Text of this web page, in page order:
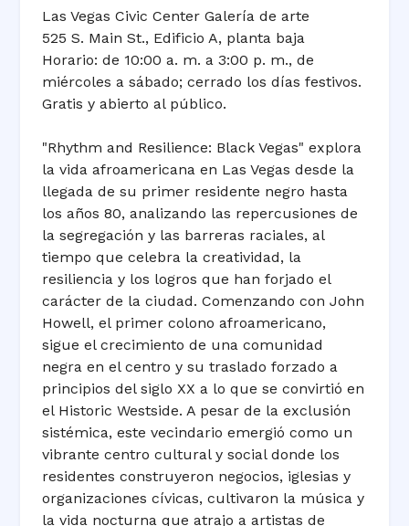
Las Vegas Civic Center Galería de arte
525 S. Main St., Edificio A, planta baja
Horario: de 10:00 a. m. a 3:00 p. m., de
miércoles a sábado; cerrado los días festivos.
Gratis y abierto al público.
"Rhythm and Resilience: Black Vegas" explora
la vida afroamericana en Las Vegas desde la
llegada de su primer residente negro hasta
los años 80, analizando las repercusiones de
la segregación y las barreras raciales, al
tiempo que celebra la creatividad, la
resiliencia y los logros que han forjado el
carácter de la ciudad. Comenzando con John
Howell, el primer colono afroamericano,
sigue el crecimiento de una comunidad
negra en el centro y su traslado forzado a
principios del siglo XX a lo que se convirtió en
el Historic Westside. A pesar de la exclusión
sistémica, este vecindario emergió como un
vibrante centro cultural y social donde los
residentes construyeron negocios, iglesias y
organizaciones cívicas, cultivaron la música y
la vida nocturna que atrajo a artistas de